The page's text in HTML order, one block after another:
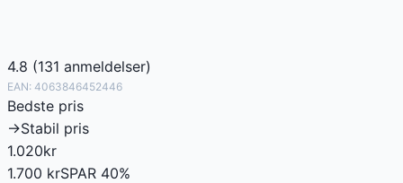
4.8 (131 anmeldelser)
EAN: 4063846452446
Bedste pris
→Stabil pris
1.020kr
1.700 krSPAR 40%